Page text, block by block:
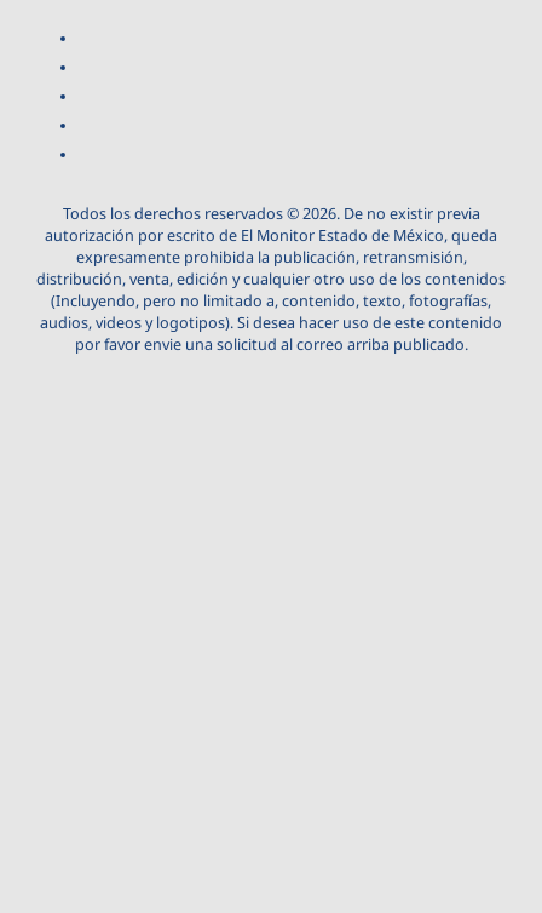
Todos los derechos reservados © 2026. De no existir previa
autorización por escrito de El Monitor Estado de México, queda
expresamente prohibida la publicación, retransmisión,
distribución, venta, edición y cualquier otro uso de los contenidos
(Incluyendo, pero no limitado a, contenido, texto, fotografías,
audios, videos y logotipos). Si desea hacer uso de este contenido
por favor envie una solicitud al correo arriba publicado.